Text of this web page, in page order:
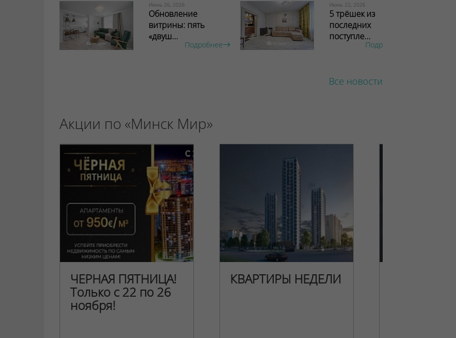
Июнь 26, 2026
Обновление
витрины: пять
«двуш...
Подробнее
Июнь 22, 2026
5 трёшек из
последних
поступле...
Подробнее
Все новости
Акции по «Минск Мир»
ЧЕРНАЯ ПЯТНИЦА!
Только с 22 по 26
ноября!
КВАРТИРЫ НЕДЕЛИ